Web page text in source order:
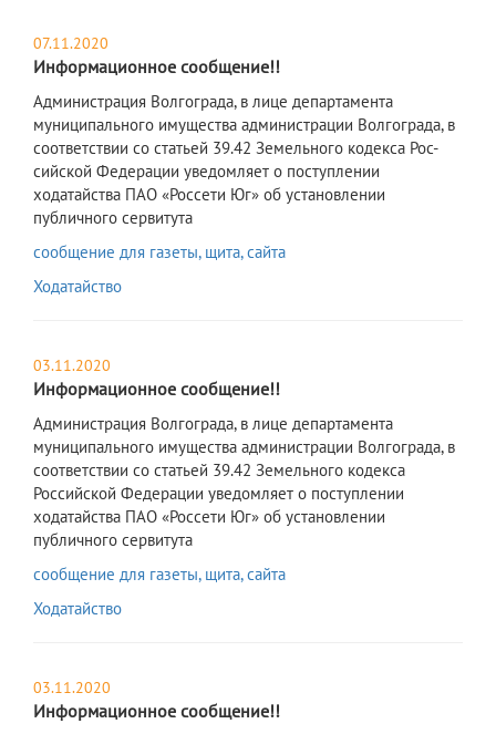
07.11.2020
Информационное сообщение!!
Администрация Волгограда, в лице департамента
муниципального имущества администрации Волгограда, в
соответствии со статьей 39.42 Земельного кодекса Рос-
сийской Федерации уведомляет о поступлении
ходатайства ПАО «Россети Юг» об установлении
публичного сервитута
сообщение для газеты, щита, сайта
Ходатайство
03.11.2020
Информационное сообщение!!
Администрация Волгограда, в лице департамента
муниципального имущества администрации Волгограда, в
соответствии со статьей 39.42 Земельного кодекса
Российской Федерации уведомляет о поступлении
ходатайства ПАО «Россети Юг» об установлении
публичного сервитута
сообщение для газеты, щита, сайта
Ходатайство
03.11.2020
Информационное сообщение!!